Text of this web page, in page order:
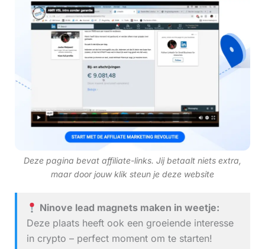
Deze pagina bevat affiliate-links. Jij betaalt niets extra,
maar door jouw klik steun je deze website
Ninove lead magnets maken in weetje:
Deze plaats heeft ook een groeiende interesse
in crypto – perfect moment om te starten!